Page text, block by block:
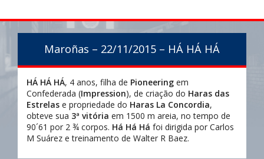
Maroñas – 22/11/2015 – HÁ HÁ HÁ
HÁ HÁ HÁ, 4 anos, filha de Pioneering em
Confederada (Impression), de criação do Haras das
Estrelas e propriedade do Haras La Concordia,
obteve sua 3ª vitória em 1500 m areia, no tempo de
90´61 por 2 ¾ corpos. Há Há Há foi dirigida por Carlos
M Suárez e treinamento de Walter R Baez.